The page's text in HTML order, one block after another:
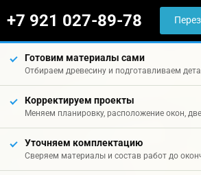
+7 921 027-89-78
Готовим материалы сами
Отбираем древесину и подготавливаем
Корректируем проекты
Меняем планировку, расположение окон,
Уточняем комплектацию
Сверяем материалы и состав работ до